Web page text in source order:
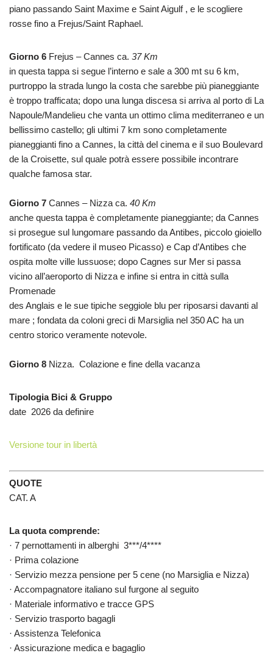
piano passando Saint Maxime e Saint Aigulf , e le scogliere
rosse fino a Frejus/Saint Raphael.
Giorno 6 Frejus – Cannes ca. 37 Km
in questa tappa si segue l’interno e sale a 300 mt su 6 km,
purtroppo la strada lungo la costa che sarebbe più pianeggiante
è troppo trafficata; dopo una lunga discesa si arriva al porto di La
Napoule/Mandelieu che vanta un ottimo clima mediterraneo e un
bellissimo castello; gli ultimi 7 km sono completamente
pianeggianti fino a Cannes, la città del cinema e il suo Boulevard
de la Croisette, sul quale potrà essere possibile incontrare
qualche famosa star.
Giorno 7 Cannes – Nizza ca. 40 Km
anche questa tappa è completamente pianeggiante; da Cannes
si prosegue sul lungomare passando da Antibes, piccolo gioiello
fortificato (da vedere il museo Picasso) e Cap d’Antibes che
ospita molte ville lussuose; dopo Cagnes sur Mer si passa
vicino all’aeroporto di Nizza e infine si entra in città sulla
Promenade
des Anglais e le sue tipiche seggiole blu per riposarsi davanti al
mare ; fondata da coloni greci di Marsiglia nel 350 AC ha un
centro storico veramente notevole.
Giorno 8 Nizza. Colazione e fine della vacanza
Tipologia Bici & Gruppo
date 2026 da definire
Versione tour in libertà
QUOTE
CAT. A
La quota comprende:
· 7 pernottamenti in alberghi 3***/4****
· Prima colazione
· Servizio mezza pensione per 5 cene (no Marsiglia e Nizza)
· Accompagnatore italiano sul furgone al seguito
· Materiale informativo e tracce GPS
· Servizio trasporto bagagli
· Assistenza Telefonica
· Assicurazione medica e bagaglio